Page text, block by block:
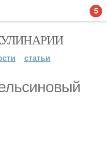
статьи
5